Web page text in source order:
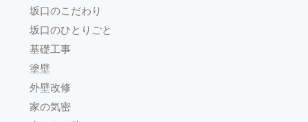
坂口のこだわり
坂口のひとりごと
基礎工事
塗壁
外壁改修
家の気密